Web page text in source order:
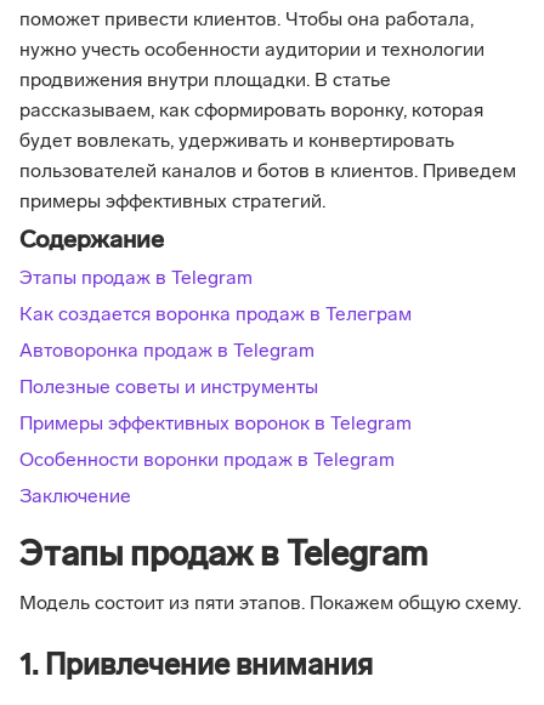
поможет привести клиентов. Чтобы она работала,
нужно учесть особенности аудитории и технологии
продвижения внутри площадки. В статье
рассказываем, как сформировать воронку, которая
будет вовлекать, удерживать и конвертировать
пользователей каналов и ботов в клиентов. Приведем
примеры эффективных стратегий.
Содержание
Этапы продаж в Telegram
Как создается воронка продаж в Телеграм
Автоворонка продаж в Telegram
Полезные советы и инструменты
Примеры эффективных воронок в Telegram
Особенности воронки продаж в Telegram
Заключение
Этапы продаж в Telegram
Модель состоит из пяти этапов. Покажем общую схему.
1. Привлечение внимания